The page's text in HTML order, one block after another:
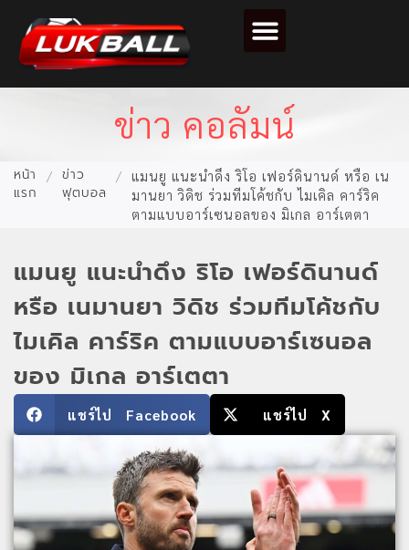
ข่าว คอลัมน์
หน้า
แรก
/ ข่าว
ฟุตบอล
/
แมนยู แนะนำดึง ริโอ เฟอร์ดินานด์ หรือ เน
มานยา วิดิช ร่วมทีมโค้ชกับ ไมเคิล คาร์ริค
ตามแบบอาร์เซนอลของ มิเกล อาร์เตตา
แมนยู แนะนำดึง ริโอ เฟอร์ดินานด์
หรือ เนมานยา วิดิช ร่วมทีมโค้ชกับ
ไมเคิล คาร์ริค ตามแบบอาร์เซนอล
ของ มิเกล อาร์เตตา
แชร์ไป Facebook แชร์ไป X